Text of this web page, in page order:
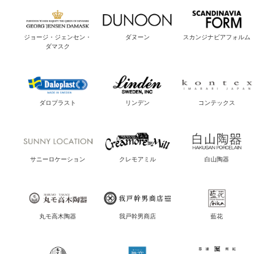
ジョージ・ジェンセン・
ダマスク
ダヌーン スカンジナビアフォルム
ダロプラスト リンデン コンテックス
サニーロケーション クレモアミル 白山陶器
丸モ高木陶器 我戸幹男商店 藍花